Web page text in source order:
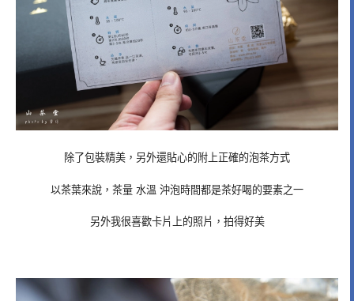
除了包裝精美，另外還貼心的附上正確的泡茶方式
以茶葉來說，茶量 水溫 沖泡時間都是茶好喝的要素之一
另外我很喜歡卡片上的照片，拍得好美